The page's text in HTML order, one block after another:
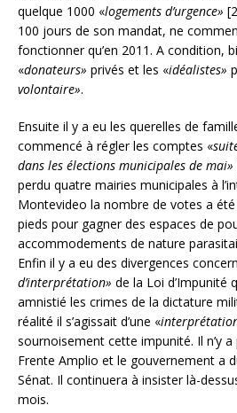
quelque 1000 «logements d’urgence»
100 jours de son mandat, ne
fonctionner qu’en 2011. A condition,
«donateurs» privés et les «idéalistes»
volontaire».
Ensuite il y a eu les querelles de
commencé à régler les comptes «
dans les élections municipales de mai»
perdu quatre mairies municipales à
Montevideo la nombre de votes a
pieds pour gagner des espaces de
accommodements de nature
Enfin il y a eu des divergences
d’interprétation» de la Loi d’Impunité
amnistié les crimes de la dictature
réalité il s’agissait d’une «
sournoisement cette impunité. Il n’y a
Frente Amplio et le gouvernement a
Sénat. Il continuera à insister là-
mois.